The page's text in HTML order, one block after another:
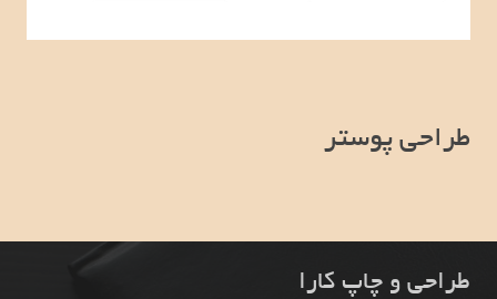
طراحی پوستر
طراحی و چاپ کارا